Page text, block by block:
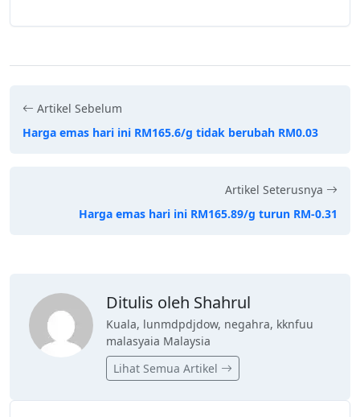
Artikel Sebelum
Harga emas hari ini RM165.6/g tidak berubah RM0.03
Artikel Seterusnya
Harga emas hari ini RM165.89/g turun RM-0.31
Ditulis oleh Shahrul
Kuala, lunmdpdjdow, negahra, kknfuu
malasyaia Malaysia
Lihat Semua Artikel